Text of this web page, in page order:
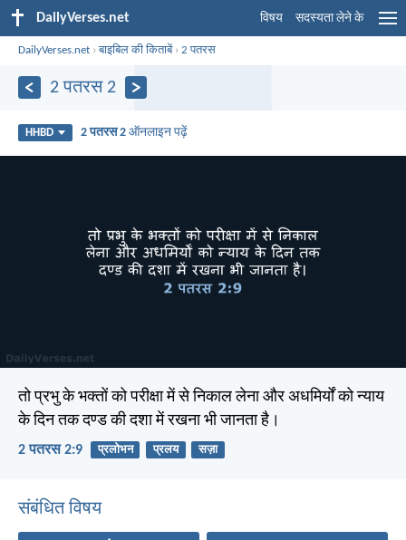
DailyVerses.net विषय सदस्यता लेने के
DailyVerses.net ›बाइबिल की किताबें›2 पतरस
2 पतरस 2
HHBD 2 पतरस 2 ऑनलाइन पढ़ें
तो प्रभु के भक्तों को परीक्षा में से निकाल लेना और अधमिर्यों को न्याय
के दिन तक दण्ड की दशा में रखना भी जानता है।
2 पतरस 2:9 प्रलोभन प्रलय सज़ा
संबंधित विषय